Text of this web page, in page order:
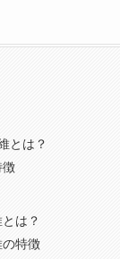
とは？
徴
は？
の特徴